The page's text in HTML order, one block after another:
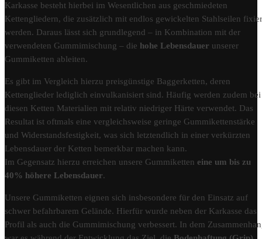
Karkasse besteht hierbei im Wesentlichen aus geschmiedeten
Kettengliedern, die zusätzlich mit endlos gewickelten Stahlseilen
werden. Daraus lässt sich grundlegend – in Kombination mit der
verwendeten Gummimischung – die hohe Lebensdauer unserer
Gummiketten ableiten.
Es gibt im Vergleich hierzu preisgünstige Baggerketten, deren
Kettenglieder lediglich einvulkanisiert sind. Häufig werden zudem bei
diesen Ketten Materialien mit relativ niedriger Härte verwendet. Das
Resultat ist oftmals eine vergleichsweise geringe Gummikettenstärke
und Widerstandsfestigkeit, was sich letztendlich in einer verkürzten
Lebensdauer der Ketten bemerkbar machen kann.
Im Gegensatz hierzu erreichen unsere Gummiketten eine um bis zu
40% höhere Lebensdauer.
Unsere Gummiketten eignen sich insbesondere für den Einsatz auf
schwer befahrbarem Gelände. Hierfür wurde neben der Karkasse das
Profil als auch die Gummimischung verbessert. In dem